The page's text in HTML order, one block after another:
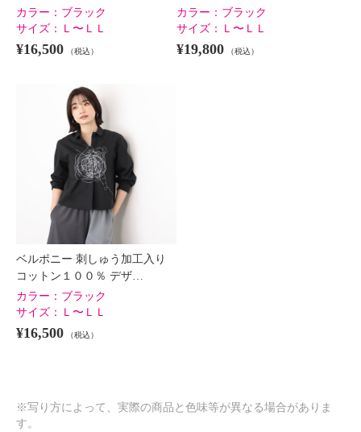
カラー： ブラック
サイズ：
Ｌ〜ＬＬ
¥16,500 （税込）
カラー： ブラック
サイズ：
Ｌ〜ＬＬ
¥19,800 （税込）
ベルポニー 刺しゅう加工入り
コットン１００％ デザ…
カラー： ブラック
サイズ：
Ｌ〜ＬＬ
¥16,500 （税込）
※写り方によって、実際の商品と色味等が異なる場合がありま
す。